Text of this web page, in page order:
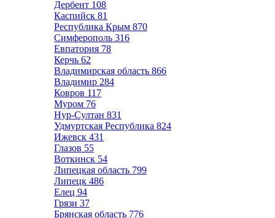
Дербент 108
Каспийск 81
Республика Крым 870
Симферополь 316
Евпатория 78
Керчь 62
Владимирская область 866
Владимир 284
Ковров 117
Муром 76
Нур-Султан 831
Удмуртская Республика 824
Ижевск 431
Глазов 55
Воткинск 54
Липецкая область 799
Липецк 486
Елец 94
Грязи 37
Брянская область 776